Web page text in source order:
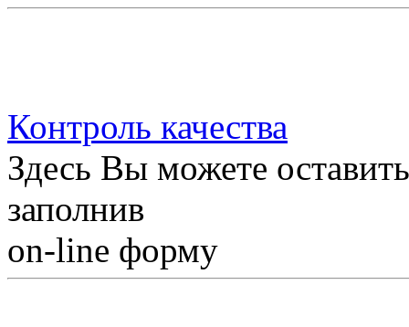
Контроль качества
Здесь Вы можете
заполнив
on-line форму